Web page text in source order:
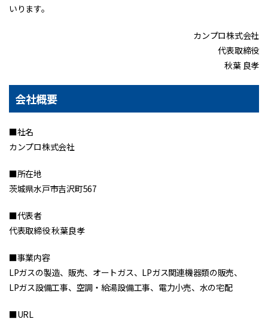
いります。
カンプロ株式会社
代表取締役
秋葉 良孝
会社概要
■社名
カンプロ株式会社
■所在地
茨城県水戸市吉沢町567
■代表者
代表取締役 秋葉良孝
■事業内容
LPガスの製造、販売、オートガス、LPガス関連機器類の販売、
LPガス設備工事、空調・給湯設備工事、電力小売、水の宅配
■URL